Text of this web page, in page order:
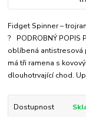
Fidget Spinner –
? PODROBNÝ POPIS
oblíbená antistresová
má tři ramena s
dlouhotrvající chod.
Dostupnost